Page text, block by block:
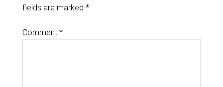
fields are marked *
Comment *